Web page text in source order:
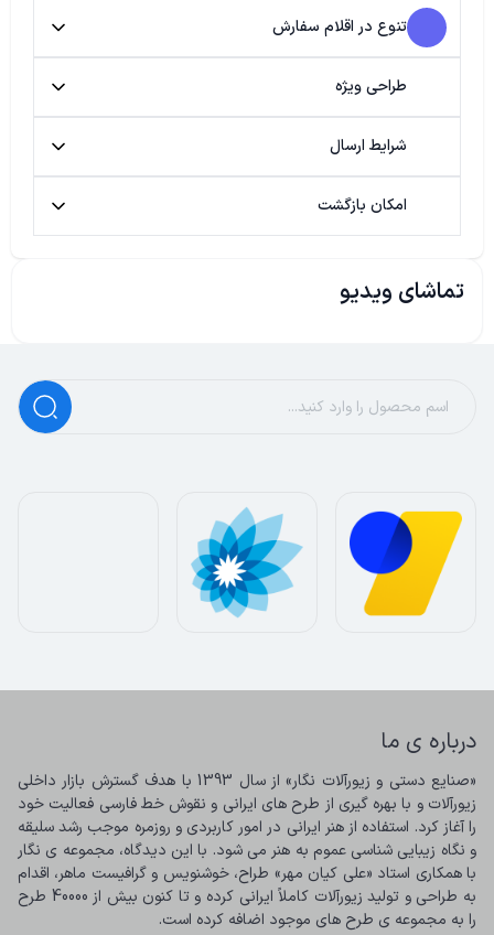
تنوع در اقلام سفارش
طراحی ویژه
شرایط ارسال
امکان بازگشت
تماشای ویدیو
درباره ی ما
را به مجموعه ی طرح های موجود اضافه کرده است.